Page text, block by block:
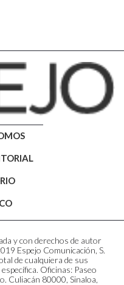
y con derechos de autor
Espejo Comunicación, S.
de cualquiera de sus
Oficinas: Paseo
Culiacán 80000, Sinaloa,